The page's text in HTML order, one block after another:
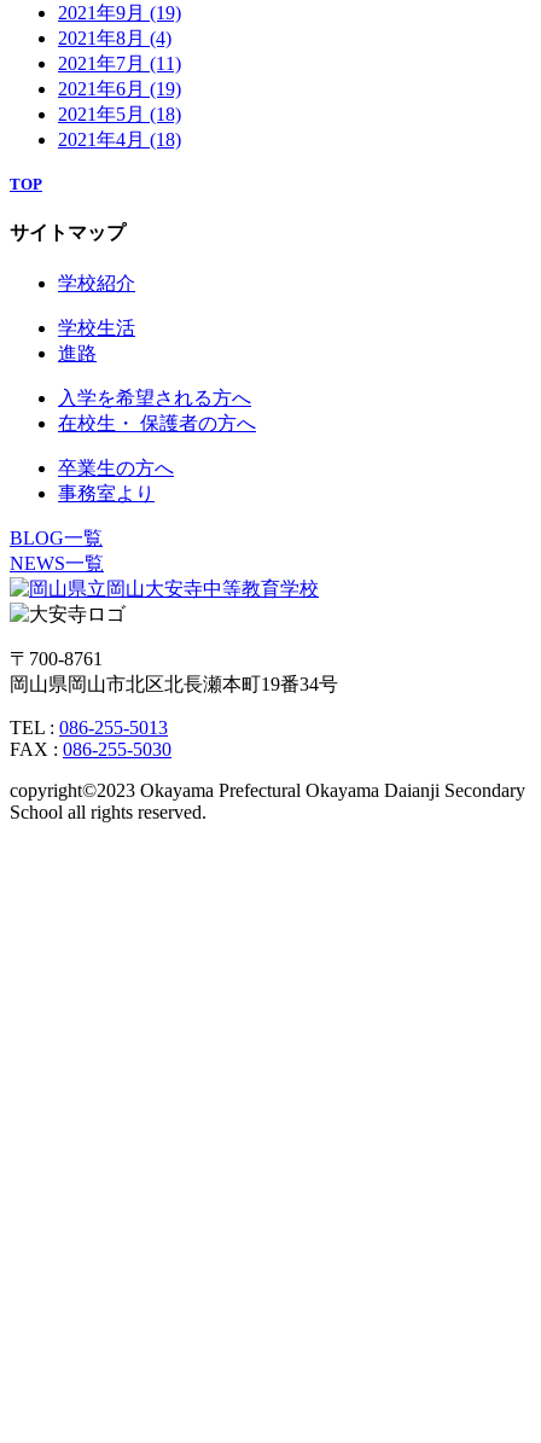
2021年9月 (19)
2021年8月 (4)
2021年7月 (11)
2021年6月 (19)
2021年5月 (18)
2021年4月 (18)
TOP
サイトマップ
学校紹介
学校生活
進路
入学を希望される方へ
在校生・ 保護者の方へ
卒業生の方へ
事務室より
BLOG一覧
NEWS一覧
〒700-8761
岡山県岡山市北区北長瀬本町19番34号
TEL : 086-255-5013
FAX : 086-255-5030
copyright©2023 Okayama Prefectural Okayama Daianji Secondary
School all rights reserved.